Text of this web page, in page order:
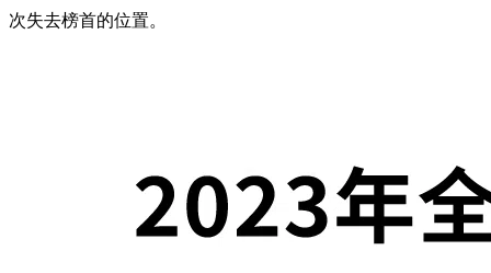
次失去榜首的位置。